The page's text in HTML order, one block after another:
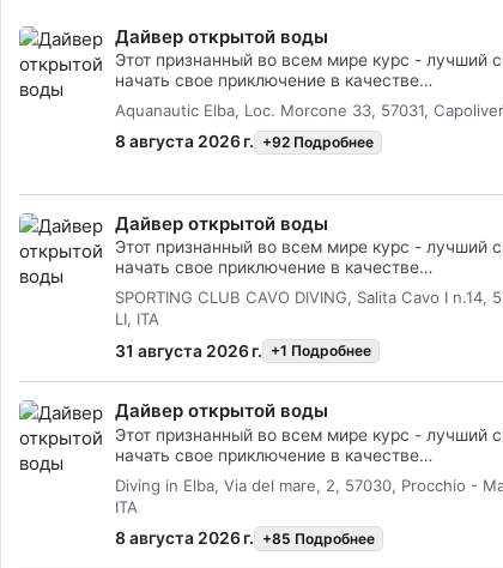
Дайвер открытой воды
Этот признанный во всем мире курс - лучший
начать свое приключение в качестве
сертифицированного дайвера.
сочетается с практическими занятиями в воде,
приобрел навыки и опыт, позволяющие
Aquanautic Elba, Loc. Morcone 33, 57031,
8 августа 2026 г. +92 Подробнее
Дайвер открытой воды
Этот признанный во всем мире курс - лучший
начать свое приключение в качестве
сертифицированного дайвера. Индивидуальное
сочетается с практическими занятиями в
приобрел навыки и опыт, позволяющие
под водой по-настоящему комфортно. Затем ты
получишь сертификат SSI Open Water Diver.
SPORTING CLUB CAVO DIVING, Salita Cavo I n.14,
LI, ITA
31 августа 2026 г. +1 Подробнее
Дайвер открытой воды
Этот признанный во всем мире курс - лучший
начать свое приключение в качестве
сертифицированного дайвера. Индивидуальное
обучение сочетается с практическими
чтобы ты приобрел навыки и опыт, позволяющие
чувствовать себя под водой по-настоящему
Затем ты получишь сертификат SSI Open Water
Diving in Elba, Via del mare, 2, 57030, Procchio -
ITA
8 августа 2026 г. +85 Подробнее